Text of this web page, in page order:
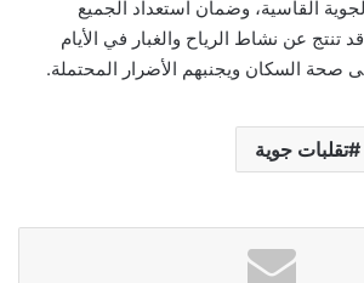
القاسية، وضمان استعداد الجميع
تنتج عن نشاط الرياح والغبار في الأيام
صحة السكان ويجنبهم الأضرار المحتملة.
تقلبات جوية